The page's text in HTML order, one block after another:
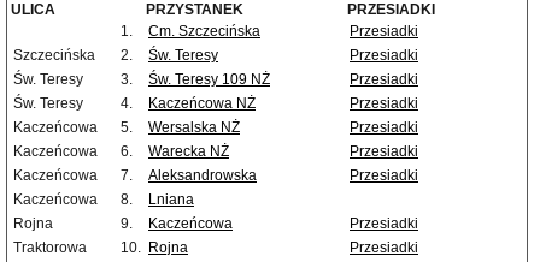
ULICA PRZYSTANEK
PRZESIADKI
1.
Cm. Szczecińska
Przesiadki
Szczecińska
2. Św. Teresy
Przesiadki
Św. Teresy
3. Św. Teresy 109 NŻ
Przesiadki
Św. Teresy
4. Kaczeńcowa NŻ
Przesiadki
Kaczeńcowa
5. Wersalska NŻ
Przesiadki
Kaczeńcowa
6. Warecka NŻ
Przesiadki
Kaczeńcowa
7. Aleksandrowska
Przesiadki
Kaczeńcowa
8.
Lniana
Rojna
9. Kaczeńcowa
Przesiadki
Traktorowa
10. Rojna
Przesiadki